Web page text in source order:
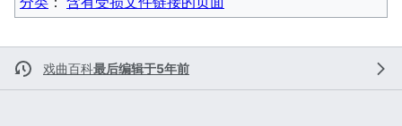
戏曲百科最后编辑于5年前